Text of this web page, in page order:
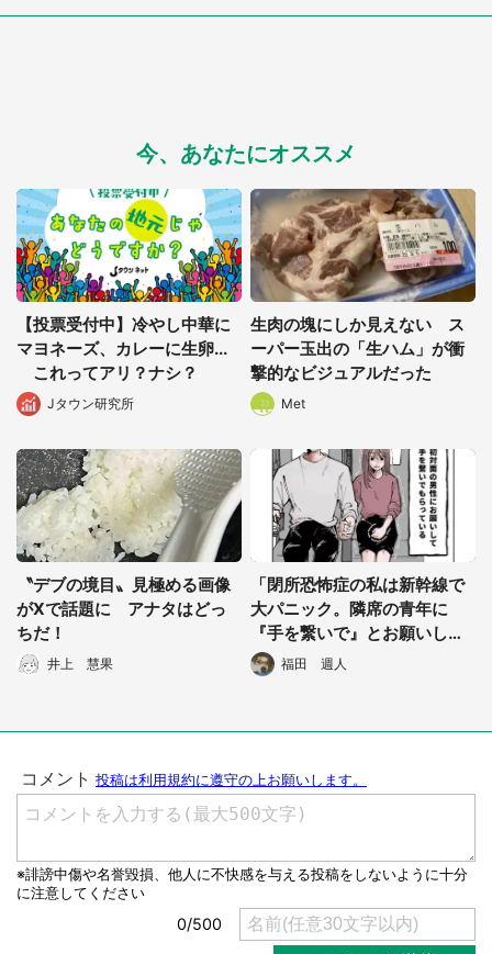
都道府選択
今、あなたにオススメ
【投票受付中】冷やし中華に
マヨネーズ、カレーに生卵...
これってアリ？ナシ？
Jタウン研究所
生肉の塊にしか見えない ス
ーパー玉出の「生ハム」が衝
撃的なビジュアルだった
Met
〝デブの境目〟見極める画像
がXで話題に アナタはどっ
ちだ！
井上 慧果
「閉所恐怖症の私は新幹線で
大パニック。隣席の青年に
『手を繋いで』とお願いした
ら...」 体験談に8万人感動
福田 週人